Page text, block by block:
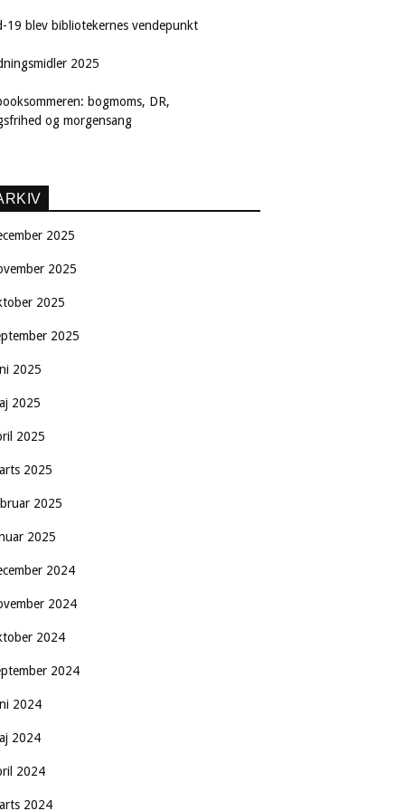
19 blev bibliotekernes vendepunkt
2025
bogmoms, DR,
og morgensang
2025
2025
2025
2025
2025
2025
2025
2025
2025
2025
2024
2024
2024
2024
2024
2024
2024
2024